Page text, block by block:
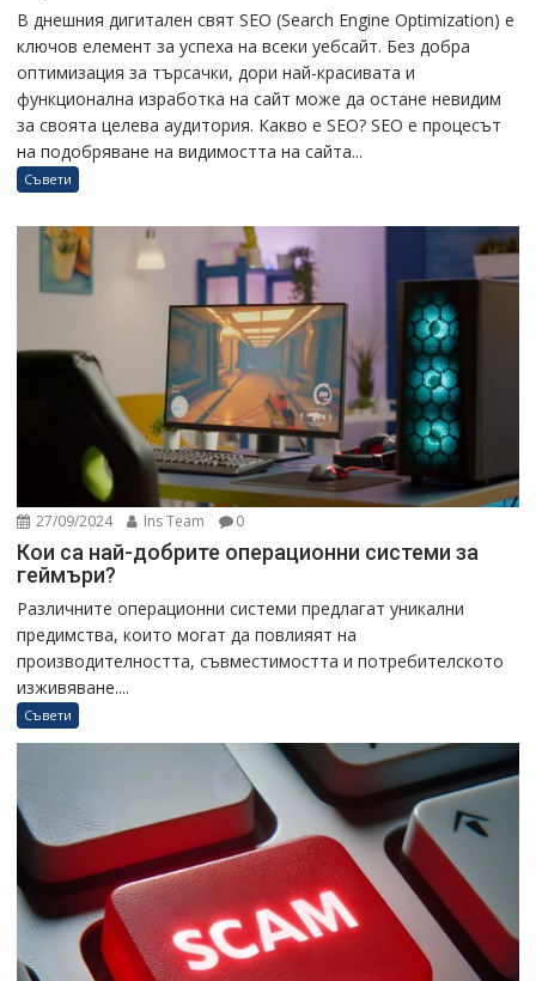
В днешния дигитален свят SEO (Search Engine Optimization) е
ключов елемент за успеха на всеки уебсайт. Без добра
оптимизация за търсачки, дори най-красивата и
функционална изработка на сайт може да остане невидим
за своята целева аудитория. Какво е SEO? SEO е процесът
на подобряване на видимостта на сайта...
Съвети
27/09/2024 Ins Team 0
Кои са най-добрите операционни системи за
геймъри?
Различните операционни системи предлагат уникални
предимства, които могат да повлияят на
производителността, съвместимостта и потребителското
изживяване....
Съвети